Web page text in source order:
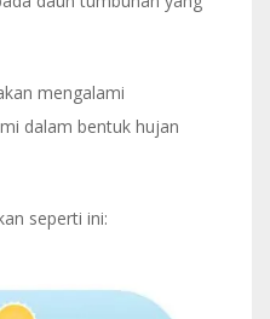
mengalami
dalam bentuk hujan
seperti ini: